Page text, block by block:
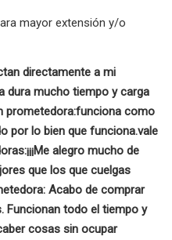
mayor extensión y/o
directamente a mi
dura mucho tiempo y carga
prometedora:funciona como
por lo bien que funciona.vale
¡¡¡Me alegro mucho de
que los que cuelgas
Acabo de comprar
Funcionan todo el tiempo y
cosas sin ocupar